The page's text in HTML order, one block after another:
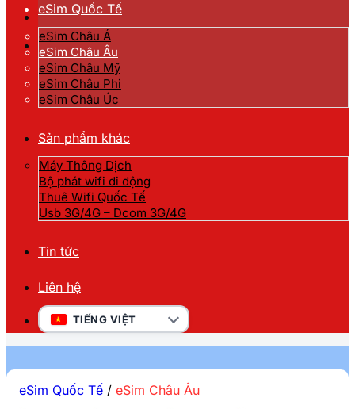
eSim Quốc Tế
eSim Châu Á
eSim Châu Âu
eSim Châu Mỹ
eSim Châu Phi
eSim Châu Úc
Sản phẩm khác
Máy Thông Dịch
Bộ phát wifi di động
Thuê Wifi Quốc Tế
Usb 3G/4G – Dcom 3G/4G
Tin tức
Liên hệ
TIẾNG VIỆT
eSim Quốc Tế / eSim Châu Âu